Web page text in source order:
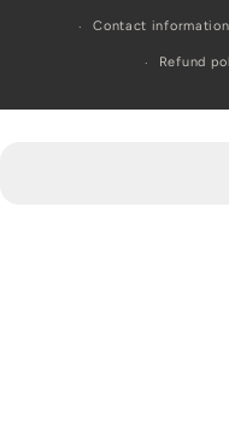
Contact information
Refund